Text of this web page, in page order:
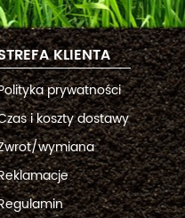
KLIENTA
prywatności
i koszty dostawy
wymiana